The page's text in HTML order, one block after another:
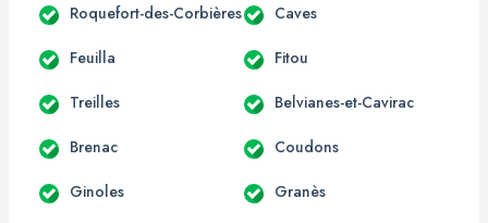
Roquefort-des-Corbières Caves
Feuilla Fitou
Treilles Belvianes-et-Cavirac
Brenac Coudons
Ginoles Granès